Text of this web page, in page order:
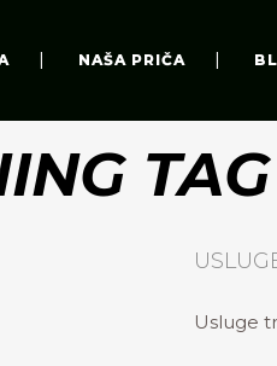
NAŠA PRIČA
TAG
Usluge